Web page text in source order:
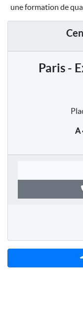
une formation de
Paris -
A